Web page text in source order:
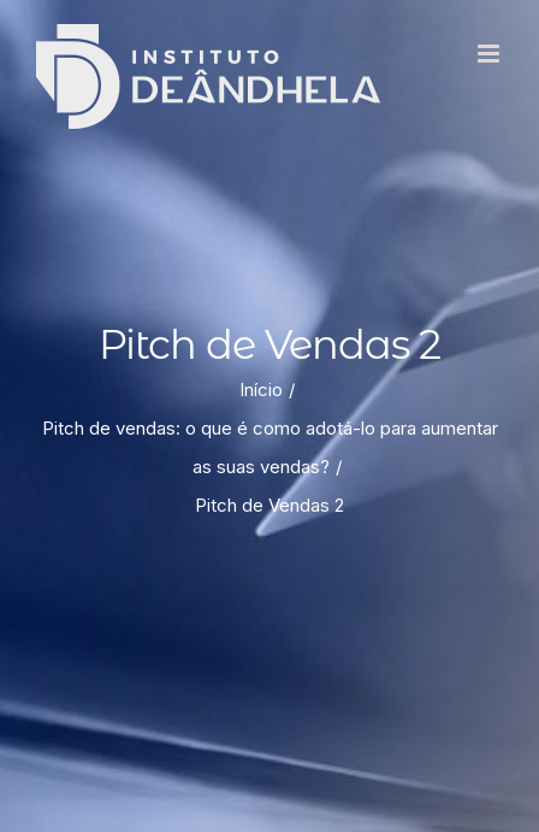
Pitch de Vendas 2
Início
Pitch de vendas: o que é como adotá-lo para aumentar
as suas vendas?
Pitch de Vendas 2